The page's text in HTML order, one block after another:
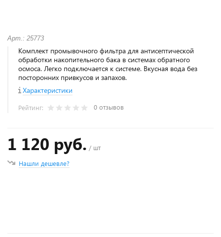
Арт.: 25773
Комплект промывочного фильтра для антисептической
обработки накопительного бака в системах обратного
осмоса. Легко подключается к системе. Вкусная вода без
посторонних привкусов и запахов.
Характеристики
Рейтинг: 0 отзывов
1 120 руб. / шт
Нашли дешевле?